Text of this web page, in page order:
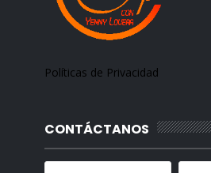
Políticas de Privacidad
CONTÁCTANOS